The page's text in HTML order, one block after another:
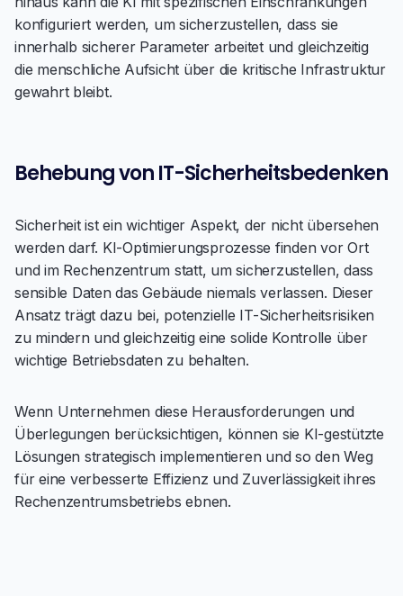
konfiguriert werden, um sicherzustellen, dass sie
innerhalb sicherer Parameter arbeitet und gleichzeitig
die menschliche Aufsicht über die kritische Infrastruktur
gewahrt bleibt.
Behebung von IT-Sicherheitsbedenken
Sicherheit ist ein wichtiger Aspekt, der nicht übersehen
werden darf. KI-Optimierungsprozesse finden vor Ort
und im Rechenzentrum statt, um sicherzustellen, dass
sensible Daten das Gebäude niemals verlassen. Dieser
Ansatz trägt dazu bei, potenzielle IT-Sicherheitsrisiken
zu mindern und gleichzeitig eine solide Kontrolle über
wichtige Betriebsdaten zu behalten.
Wenn Unternehmen diese Herausforderungen und
Überlegungen berücksichtigen, können sie KI-gestützte
Lösungen strategisch implementieren und so den Weg
für eine verbesserte Effizienz und Zuverlässigkeit ihres
Rechenzentrumsbetriebs ebnen.